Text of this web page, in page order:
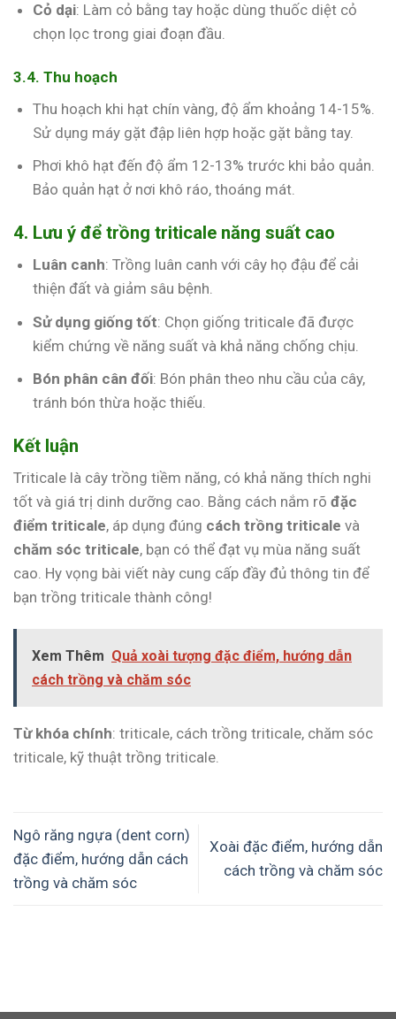
Cỏ dại: Làm cỏ bằng tay hoặc dùng thuốc diệt cỏ
chọn lọc trong giai đoạn đầu.
3.4. Thu hoạch
Thu hoạch khi hạt chín vàng, độ ẩm khoảng 14-15%.
Sử dụng máy gặt đập liên hợp hoặc gặt bằng tay.
Phơi khô hạt đến độ ẩm 12-13% trước khi bảo quản.
Bảo quản hạt ở nơi khô ráo, thoáng mát.
4. Lưu ý để trồng triticale năng suất cao
Luân canh: Trồng luân canh với cây họ đậu để cải
thiện đất và giảm sâu bệnh.
Sử dụng giống tốt: Chọn giống triticale đã được
kiểm chứng về năng suất và khả năng chống chịu.
Bón phân cân đối: Bón phân theo nhu cầu của cây,
tránh bón thừa hoặc thiếu.
Kết luận
Triticale là cây trồng tiềm năng, có khả năng thích nghi
tốt và giá trị dinh dưỡng cao. Bằng cách nắm rõ đặc
điểm triticale, áp dụng đúng cách trồng triticale và
chăm sóc triticale, bạn có thể đạt vụ mùa năng suất
cao. Hy vọng bài viết này cung cấp đầy đủ thông tin để
bạn trồng triticale thành công!
Xem Thêm Quả xoài tượng đặc điểm, hướng dẫn
cách trồng và chăm sóc
Từ khóa chính: triticale, cách trồng triticale, chăm sóc
triticale, kỹ thuật trồng triticale.
Ngô răng ngựa (dent corn)
đặc điểm, hướng dẫn cách
trồng và chăm sóc
Xoài đặc điểm, hướng dẫn
cách trồng và chăm sóc